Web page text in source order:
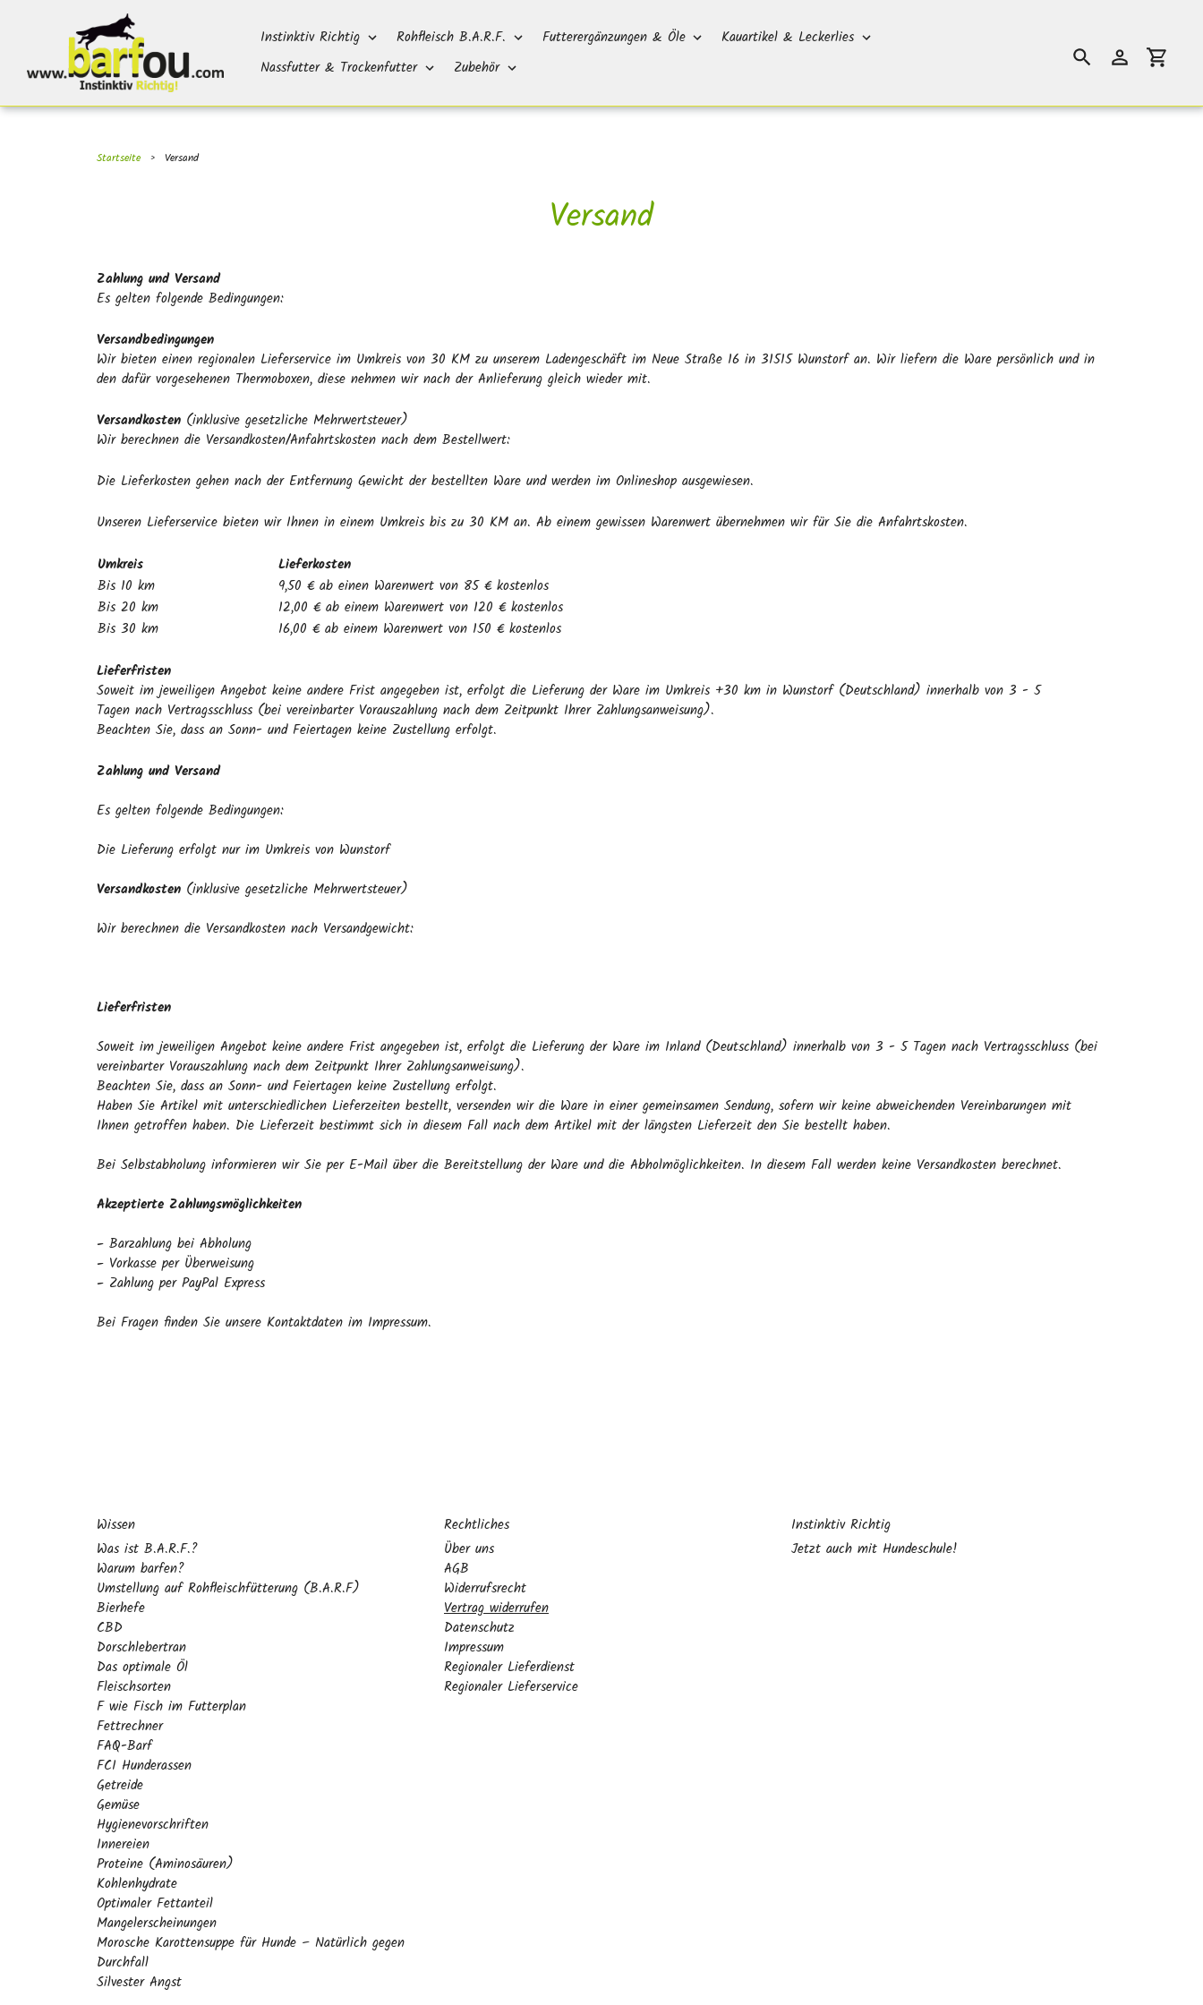
Instinktiv Richtig Rohfleisch B.A.R.F. Futterergänzungen & Öle
Kauartikel & Leckerlies
Nassfutter & Trockenfutter
Zubehör SuchenEinloggen
Startseite › Versand
Versand
Zahlung und Versand
Es gelten folgende Bedingungen:
Versandbedingungen
Wir bieten einen regionalen Lieferservice im Umkreis von 30 KM zu unserem Ladengeschäft im Neue Straße 16 in 31515 Wunstorf an. Wir liefern die Ware persönlich und in
den dafür vorgesehenen Thermoboxen, diese nehmen wir nach der Anlieferung gleich wieder mit.
Versandkosten (inklusive gesetzliche Mehrwertsteuer)
Wir berechnen die Versandkosten/Anfahrtskosten nach dem Bestellwert:
Die Lieferkosten gehen nach der Entfernung Gewicht der bestellten Ware und werden im Onlineshop ausgewiesen.
Unseren Lieferservice bieten wir Ihnen in einem Umkreis bis zu 30 KM an. Ab einem gewissen Warenwert übernehmen wir für Sie die Anfahrtskosten.
Umkreis
Lieferkosten
Bis 10 km
9,50 € ab einen Warenwert von 85 € kostenlos
Bis 20 km
12,00 € ab einem Warenwert von 120 € kostenlos
Bis 30 km
16,00 € ab einem Warenwert von 150 € kostenlos
Lieferfristen
Soweit im jeweiligen Angebot keine andere Frist angegeben ist, erfolgt die Lieferung der Ware im Umkreis +30 km in Wunstorf (Deutschland) innerhalb von 3 - 5
Tagen nach Vertragsschluss (bei vereinbarter Vorauszahlung nach dem Zeitpunkt Ihrer Zahlungsanweisung).
Beachten Sie, dass an Sonn- und Feiertagen keine Zustellung erfolgt.
Zahlung und Versand
Es gelten folgende Bedingungen:
Die Lieferung erfolgt nur im Umkreis von Wunstorf
Versandkosten (inklusive gesetzliche Mehrwertsteuer)
Wir berechnen die Versandkosten nach Versandgewicht:
Lieferfristen
Soweit im jeweiligen Angebot keine andere Frist angegeben ist, erfolgt die Lieferung der Ware im Inland (Deutschland) innerhalb von 3 - 5 Tagen nach Vertragsschluss (bei
vereinbarter Vorauszahlung nach dem Zeitpunkt Ihrer Zahlungsanweisung).
Beachten Sie, dass an Sonn- und Feiertagen keine Zustellung erfolgt.
Haben Sie Artikel mit unterschiedlichen Lieferzeiten bestellt, versenden wir die Ware in einer gemeinsamen Sendung, sofern wir keine abweichenden Vereinbarungen mit
Ihnen getroffen haben. Die Lieferzeit bestimmt sich in diesem Fall nach dem Artikel mit der längsten Lieferzeit den Sie bestellt haben.
Bei Selbstabholung informieren wir Sie per E-Mail über die Bereitstellung der Ware und die Abholmöglichkeiten. In diesem Fall werden keine Versandkosten berechnet.
Akzeptierte Zahlungsmöglichkeiten
- Barzahlung bei Abholung
- Vorkasse per Überweisung
- Zahlung per PayPal Express
Bei Fragen finden Sie unsere Kontaktdaten im Impressum.
Wissen
Was ist B.A.R.F.?
Warum barfen?
Umstellung auf Rohfleischfütterung (B.A.R.F)
Bierhefe
CBD
Dorschlebertran
Das optimale Öl
Fleischsorten
F wie Fisch im Futterplan
Fettrechner
FAQ-Barf
FCI Hunderassen
Getreide
Gemüse
Hygienevorschriften
Innereien
Proteine (Aminosäuren)
Kohlenhydrate
Optimaler Fettanteil
Mangelerscheinungen
Morosche Karottensuppe für Hunde – Natürlich gegen
Durchfall
Silvester Angst
Rechtliches
Über uns
AGB
Widerrufsrecht
Vertrag widerrufen
Datenschutz
Impressum
Regionaler Lieferdienst
Regionaler Lieferservice
Instinktiv Richtig
Jetzt auch mit Hundeschule!